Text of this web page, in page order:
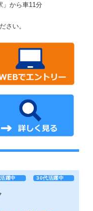
」から車11分
さい。
躍中 30代活躍中